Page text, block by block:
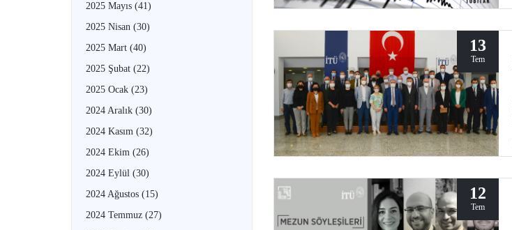
2025 Mayıs (41)
2025 Nisan (30)
2025 Mart (40)
2025 Şubat (22)
2025 Ocak (23)
2024 Aralık (30)
2024 Kasım (32)
2024 Ekim (26)
2024 Eylül (30)
2024 Ağustos (15)
2024 Temmuz (27)
13
Tem
12
Tem